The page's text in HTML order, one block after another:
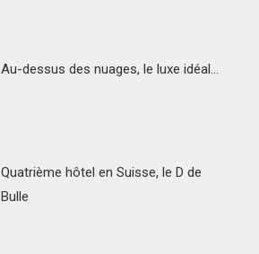
Au-dessus des nuages, le luxe idéal…
Quatrième hôtel en Suisse, le D de
Bulle